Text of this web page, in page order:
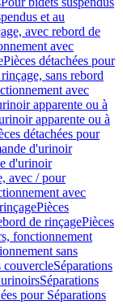
et au
avec rebord de
avec
Pièces détachées pour
sans rebord
avec
apparente ou à
apparente ou à
détachées pour
d'urinoir
d'urinoir
avec / pour
avec
Pièces
de rinçagePièces
fonctionnement
sans
couvercleSéparations
Séparations
pour Séparations